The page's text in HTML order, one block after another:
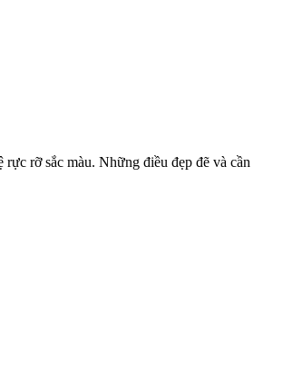
rỡ sắc màu. Những điều đẹp đẽ và cần